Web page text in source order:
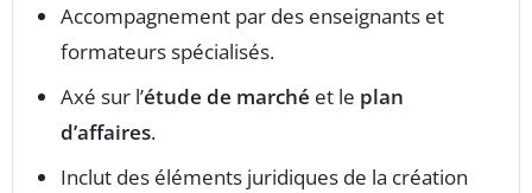
Accompagnement par des enseignants et
formateurs spécialisés.
Axé sur l’étude de marché et le plan
d’affaires.
Inclut des éléments juridiques de la création